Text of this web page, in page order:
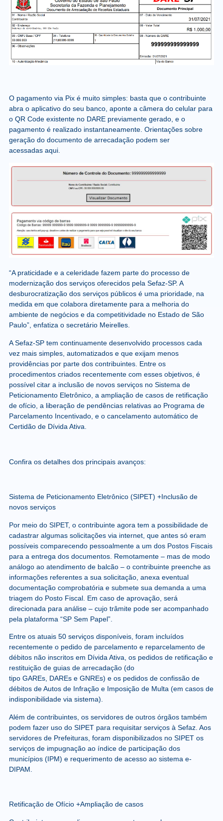
O pagamento via Pix é muito simples: basta que o contribuinte
abra o aplicativo do seu banco, aponte a câmera do celular para
o QR Code existente no DARE previamente gerado, e o
pagamento é realizado instantaneamente. Orientações sobre
geração do documento de arrecadação podem ser
acessadas aqui.
“A praticidade e a celeridade fazem parte do processo de
modernização dos serviços oferecidos pela Sefaz-SP. A
desburocratização dos serviços públicos é uma prioridade, na
medida em que colabora diretamente para a melhoria do
ambiente de negócios e da competitividade no Estado de São
Paulo”, enfatiza o secretário Meirelles.
A Sefaz-SP tem continuamente desenvolvido processos cada
vez mais simples, automatizados e que exijam menos
providências por parte dos contribuintes. Entre os
procedimentos criados recentemente com esses objetivos, é
possível citar a inclusão de novos serviços no Sistema de
Peticionamento Eletrônico, a ampliação de casos de retificação
de ofício, a liberação de pendências relativas ao Programa de
Parcelamento Incentivado, e o cancelamento automático de
Certidão de Dívida Ativa.
Confira os detalhes dos principais avanços:
Sistema de Peticionamento Eletrônico (SIPET) +Inclusão de
novos serviços
Por meio do SIPET, o contribuinte agora tem a possibilidade de
cadastrar algumas solicitações via internet, que antes só eram
possíveis comparecendo pessoalmente a um dos Postos Fiscais
para a entrega dos documentos. Remotamente – mas de modo
análogo ao atendimento de balcão – o contribuinte preenche as
informações referentes a sua solicitação, anexa eventual
documentação comprobatória e submete sua demanda a uma
triagem do Posto Fiscal. Em caso de aprovação, será
direcionada para análise – cujo trâmite pode ser acompanhado
pela plataforma “SP Sem Papel”.
Entre os atuais 50 serviços disponíveis, foram incluídos
recentemente o pedido de parcelamento e reparcelamento de
débitos não inscritos em Dívida Ativa, os pedidos de retificação e
restituição de guias de arrecadação (do
tipo GAREs, DAREs e GNREs) e os pedidos de confissão de
débitos de Autos de Infração e Imposição de Multa (em casos de
indisponibilidade via sistema).
Além de contribuintes, os servidores de outros órgãos também
podem fazer uso do SIPET para requisitar serviços à Sefaz. Aos
servidores de Prefeituras, foram disponibilizados no SIPET os
serviços de impugnação ao índice de participação dos
municípios (IPM) e requerimento de acesso ao sistema e-
DIPAM.
Retificação de Ofício +Ampliação de casos